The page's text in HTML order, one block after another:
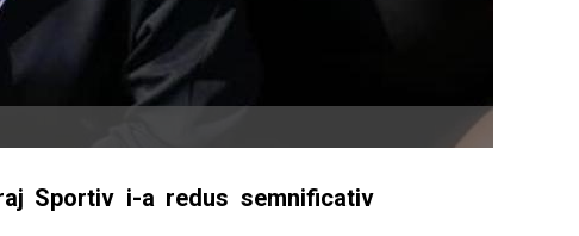
Sportiv i-a redus semnificativ